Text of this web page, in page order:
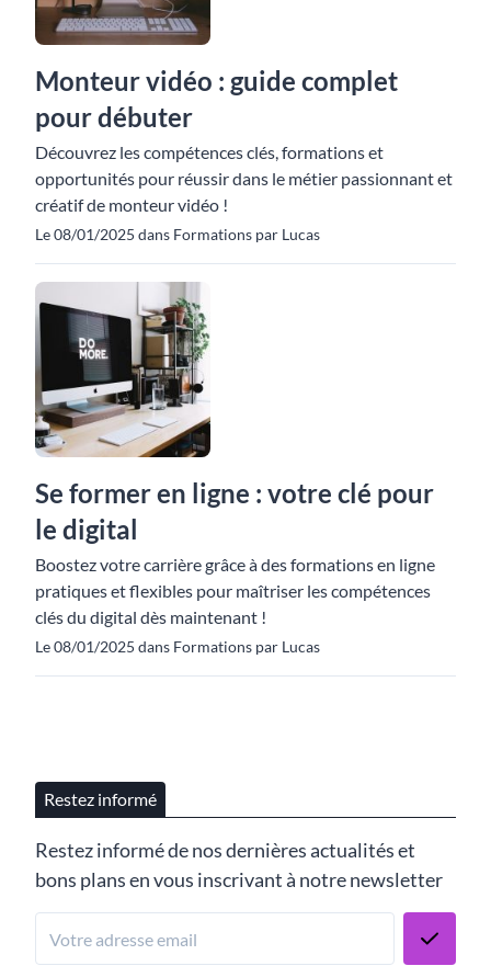
Monteur vidéo : guide complet
pour débuter
Découvrez les compétences clés, formations et
opportunités pour réussir dans le métier passionnant et
créatif de monteur vidéo !
Le 08/01/2025 dans Formations par Lucas
Se former en ligne : votre clé pour
le digital
Boostez votre carrière grâce à des formations en ligne
pratiques et flexibles pour maîtriser les compétences
clés du digital dès maintenant !
Le 08/01/2025 dans Formations par Lucas
Restez informé
Restez informé de nos dernières actualités et
bons plans en vous inscrivant à notre newsletter